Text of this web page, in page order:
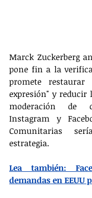
Marck Zuckerberg
pone fin a la
promete
expresión" y reducir
moderación de
Instagram y
Comunitarias
estrategia.
Lea también:
demandas en EEUU